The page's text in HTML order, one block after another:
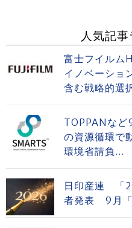
人気記
富士フイルム
イノベーショ
含む戦略的選
TOPPANな
の資源循環で
環境省請負...
日印産連 「
者発表 9月「